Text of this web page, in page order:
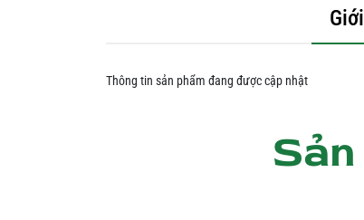
Thông tin sản phẩm đang được cập nhật